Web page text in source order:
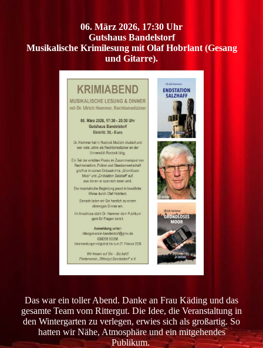
06. März 2026, 17:30 Uhr
Gutshaus Bandelstorf
Musikalische Krimilesung mit Olaf Hobrlant (Gesang
und Gitarre).
Das war ein toller Abend. Danke an Frau Käding und das
gesamte Team vom Rittergut. Die Idee, die Veranstaltung in
den Wintergarten zu verlegen, erwies sich als großartig. So
hatten wir Nähe, Atmosphäre und ein mitgehendes
Publikum.